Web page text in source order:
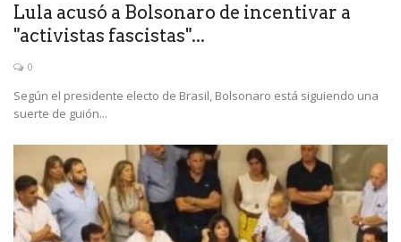
Lula acusó a Bolsonaro de incentivar a
"activistas fascistas"...
0
Según el presidente electo de Brasil, Bolsonaro está siguiendo una
suerte de guión...